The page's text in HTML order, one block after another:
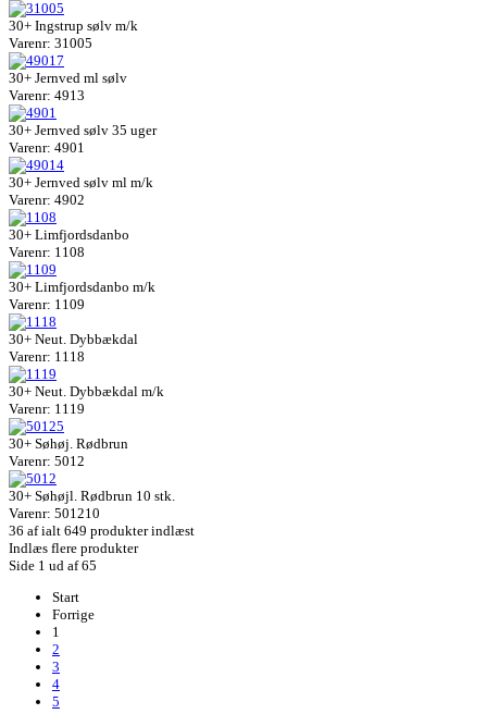
30+ Ingstrup sølv m/k
Varenr: 31005
30+ Jernved ml sølv
Varenr: 4913
30+ Jernved sølv 35 uger
Varenr: 4901
30+ Jernved sølv ml m/k
Varenr: 4902
30+ Limfjordsdanbo
Varenr: 1108
30+ Limfjordsdanbo m/k
Varenr: 1109
30+ Neut. Dybbækdal
Varenr: 1118
30+ Neut. Dybbækdal m/k
Varenr: 1119
30+ Søhøj. Rødbrun
Varenr: 5012
30+ Søhøjl. Rødbrun 10 stk.
Varenr: 501210
36 af ialt 649 produkter indlæst
Indlæs flere produkter
Side 1 ud af 65
Start
Forrige
1
2
3
4
5